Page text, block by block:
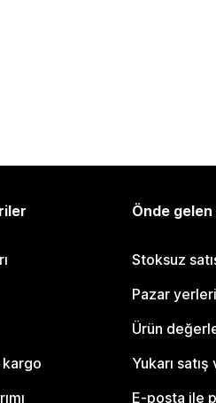
Önde
Stoksuz
Pazar yerleri
Ürün
Yukarı
E-posta ile